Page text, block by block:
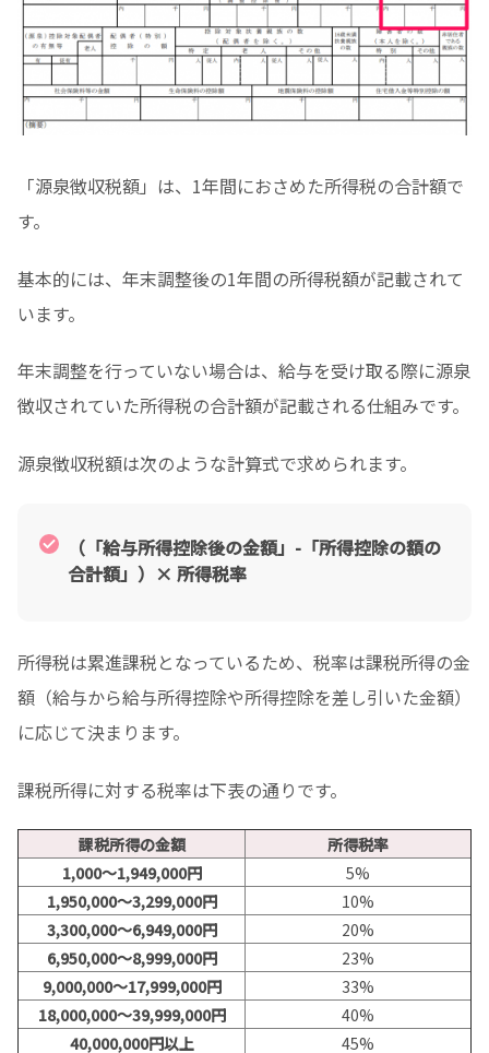
「源泉徴収税額」は、1年間におさめた所得税の合計額で
す。
基本的には、年末調整後の1年間の所得税額が記載されて
います。
年末調整を行っていない場合は、給与を受け取る際に源泉
徴収されていた所得税の合計額が記載される仕組みです。
源泉徴収税額は次のような計算式で求められます。
（「給与所得控除後の金額」-「所得控除の額の
合計額」）× 所得税率
所得税は累進課税となっているため、税率は課税所得の金
額（給与から給与所得控除や所得控除を差し引いた金額）
に応じて決まります。
課税所得に対する税率は下表の通りです。
課税所得の金額
所得税率
1,000～1,949,000円
5%
1,950,000～3,299,000円
10%
3,300,000～6,949,000円
20%
6,950,000～8,999,000円
23%
9,000,000～17,999,000円
33%
18,000,000～39,999,000円
40%
40,000,000円以上
45%